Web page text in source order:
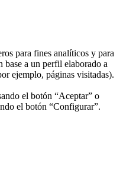
para fines analíticos y para
base a un perfil elaborado a
ejemplo, páginas visitadas).
el botón “Aceptar” o
el botón “Configurar”.